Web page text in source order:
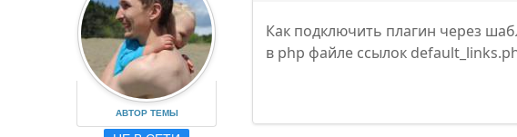
АВТОР ТЕМЫ
Как подключить плагин через
в php файле ссылок